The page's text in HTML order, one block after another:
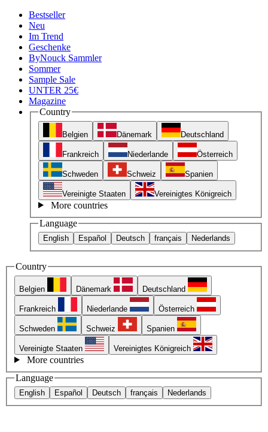
Bestseller
Neu
Im Trend
Geschenke
ByNouck Sammler
Sommer
Sample Sale
UNTER 25€
Magazine
Country
Belgien Dänemark Deutschland
Frankreich Niederlande Österreich
Schweden Schweiz Spanien
Vereinigte Staaten Vereinigtes Königreich
More countries
Language
English Español Deutsch français Nederlands
Country
Belgien Dänemark Deutschland
Frankreich Niederlande Österreich
Schweden Schweiz Spanien
Vereinigte Staaten Vereinigtes Königreich
More countries
Language
English Español Deutsch français Nederlands